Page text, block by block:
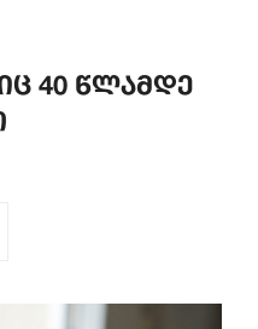
40 წლამდე